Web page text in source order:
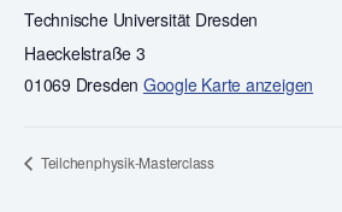
Technische Universität Dresden
Haeckelstraße 3
01069 Dresden Google Karte anzeigen
Teilchenphysik-Masterclass